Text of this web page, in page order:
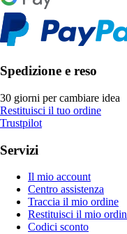
Spedizione e reso
30 giorni per cambiare idea
Restituisci il tuo ordine
Trustpilot
Servizi
Il mio account
Centro assistenza
Traccia il mio ordine
Restituisci il mio
Codici sconto